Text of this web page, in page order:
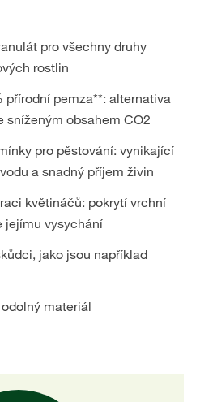
pro všechny druhy
rostlin
pemza**: alternativa
sníženým obsahem CO2
pro pěstování: vynikající
a snadný příjem živin
květináčů: pokrytí vrchní
jejímu vysychání
jako jsou například
materiál